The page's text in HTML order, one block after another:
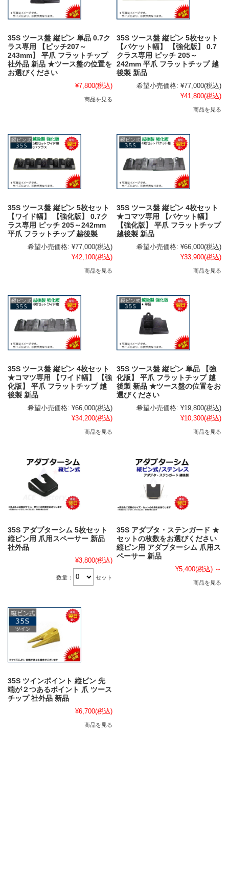
35S ツース盤 縦ピン 単品 0.7ク
ラス専用 【ピッチ207～
243mm】 平爪 フラットチップ
社外品 新品 ★ツース盤の位置を
お選びください
¥7,800(税込)
商品を見る
35S ツース盤 縦ピン 5枚セット
【バケット幅】 【強化版】 0.7
クラス専用 ピッチ 205～
242mm 平爪 フラットチップ 越
後製 新品
希望小売価格: ¥77,000(税込)
¥41,800(税込)
商品を見る
35S ツース盤 縦ピン 5枚セット
【ワイド幅】 【強化版】 0.7ク
ラス専用 ピッチ 205～242mm
平爪 フラットチップ 越後製
希望小売価格: ¥77,000(税込)
¥42,100(税込)
商品を見る
35S ツース盤 縦ピン 4枚セット
★コマツ専用 【バケット幅】
【強化版】 平爪 フラットチップ
越後製 新品
希望小売価格: ¥66,000(税込)
¥33,900(税込)
商品を見る
35S ツース盤 縦ピン 4枚セット
★コマツ専用 【ワイド幅】 【強
化版】 平爪 フラットチップ 越
後製 新品
希望小売価格: ¥66,000(税込)
¥34,200(税込)
商品を見る
35S ツース盤 縦ピン 単品 【強
化版】 平爪 フラットチップ 越
後製 新品 ★ツース盤の位置をお
選びください
希望小売価格: ¥19,800(税込)
¥10,300(税込)
商品を見る
35S アダプターシム 5枚セット
縦ピン用 爪用スペーサー 新品
社外品
¥3,800(税込)
数量： セット
35S アダプタ・ステンガード ★
セットの枚数をお選びください
縦ピン用 アダプターシム 爪用ス
ペーサー 新品
¥5,400(税込) ～
商品を見る
35S ツインポイント 縦ピン 先
端が２つあるポイント 爪 ツース
チップ 社外品 新品
¥6,700(税込)
商品を見る